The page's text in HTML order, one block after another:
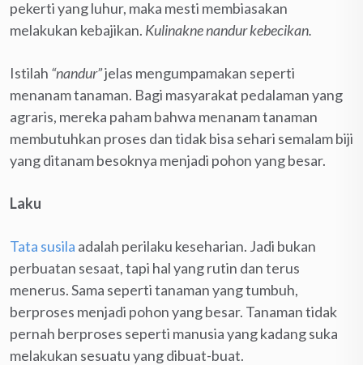
pekerti yang luhur, maka mesti membiasakan
melakukan kebajikan. Kulinakne nandur kebecikan.
Istilah “nandur”jelas mengumpamakan seperti
menanam tanaman. Bagi masyarakat pedalaman yang
agraris, mereka paham bahwa menanam tanaman
membutuhkan proses dan tidak bisa sehari semalam biji
yang ditanam besoknya menjadi pohon yang besar.
Laku
Tata susila adalah perilaku keseharian. Jadi bukan
perbuatan sesaat, tapi hal yang rutin dan terus
menerus. Sama seperti tanaman yang tumbuh,
berproses menjadi pohon yang besar. Tanaman tidak
pernah berproses seperti manusia yang kadang suka
melakukan sesuatu yang dibuat-buat.